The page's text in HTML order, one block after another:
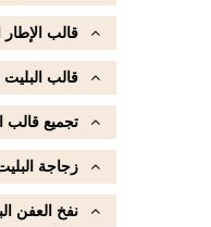
قالب الإطار
قالب
تجميع قالب
زجاجة
نفخ العفن